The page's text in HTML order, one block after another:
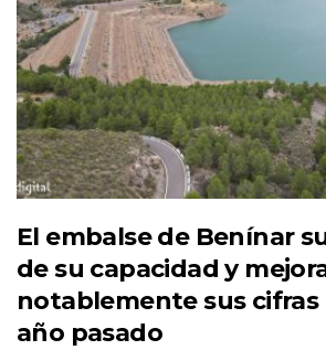
El embalse de Benínar
de su capacidad y
notablemente sus cifras
año pasado